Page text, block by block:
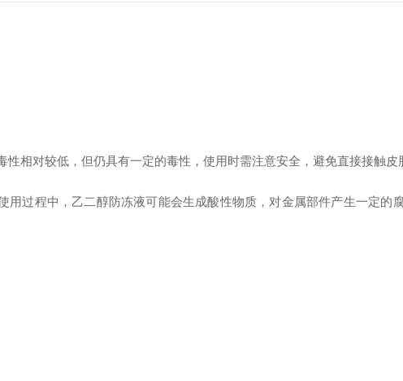
性相对较低，但仍具有一定的毒性，使用时需注意安全，避免直接接触皮
用过程中，乙二醇防冻液可能会生成酸性物质，对金属部件产生一定的